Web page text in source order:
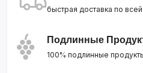
быстрая доставка по
Подлинные
100% подлинные